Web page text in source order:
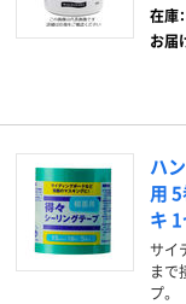
在庫：
お届
ハ
用
キ
サイ
まで
プ。